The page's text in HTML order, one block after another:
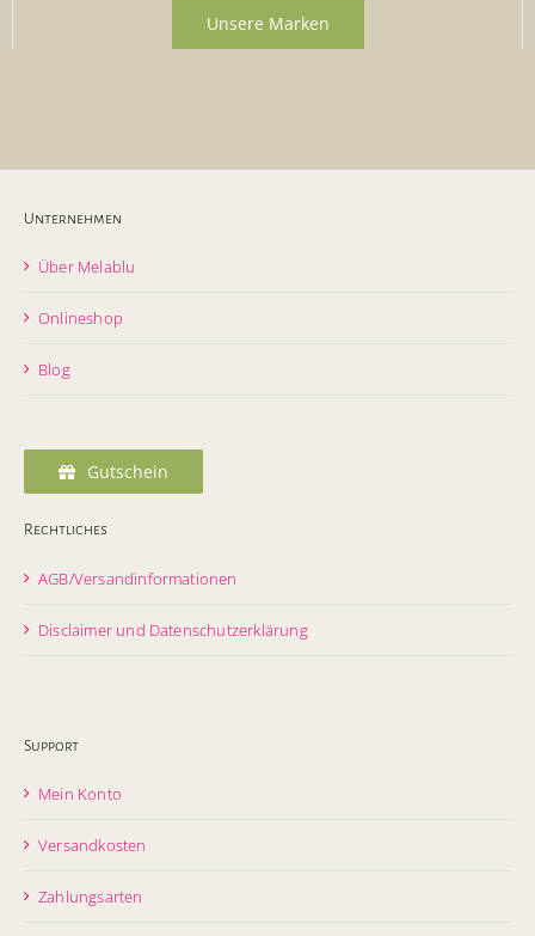
Unsere Marken
Unternehmen
Über Melablu
Onlineshop
Blog
Gutschein
Rechtliches
AGB/Versandinformationen
Disclaimer und Datenschutzerklärung
Support
Mein Konto
Versandkosten
Zahlungsarten